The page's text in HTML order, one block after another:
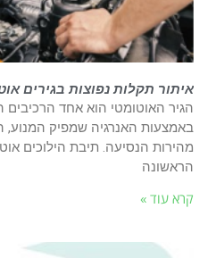
איתור תקלות נפוצות בגירים
הגיר האוטומטי הוא אחד הרכיבים
באמצעות האנרגיה שמפיק המנוע,
מהירות הנסיעה. תיבת הילוכים
הראשונה
קרא עוד »